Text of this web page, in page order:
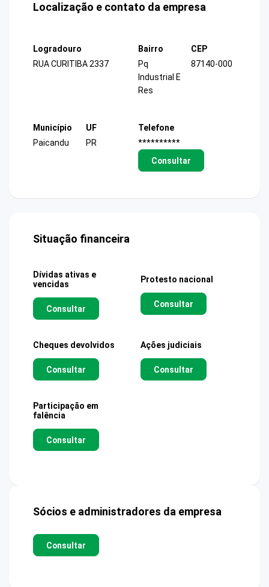
Localização e contato da empresa
Logradouro
RUA CURITIBA 2337
Bairro
Pq
Industrial E
Res
CEP
87140-000
Município
Paicandu
UF
PR
Telefone
**********
Consultar
Situação financeira
Dívidas ativas e
vencidas
Consultar
Protesto nacional
Consultar
Cheques devolvidos
Consultar
Ações judiciais
Consultar
Participação em
falência
Consultar
Sócios e administradores da empresa
Consultar